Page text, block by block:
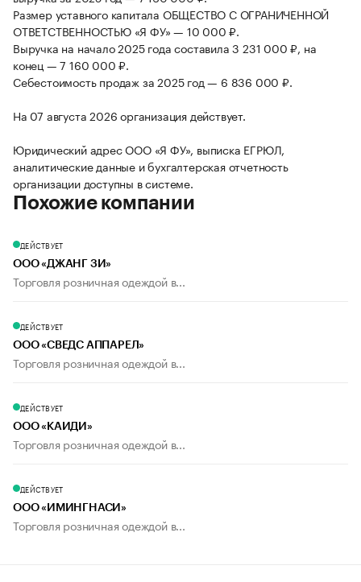
Размер уставного капитала ОБЩЕСТВО С ОГРАНИЧЕННОЙ
ОТВЕТСТВЕННОСТЬЮ «Я ФУ» — 10 000 ₽.
Выручка на начало 2025 года составила 3 231 000 ₽, на
конец — 7 160 000 ₽.
Себестоимость продаж за 2025 год — 6 836 000 ₽.
На 07 августа 2026 организация действует.
Юридический адрес ООО «Я ФУ», выписка ЕГРЮЛ,
аналитические данные и бухгалтерская отчетность
организации доступны в системе.
Похожие компании
ДЕЙСТВУЕТ
ООО «ДЖАНГ ЗИ»
Торговля розничная одеждой в...
ДЕЙСТВУЕТ
ООО «СВЕДС АППАРЕЛ»
Торговля розничная одеждой в...
ДЕЙСТВУЕТ
ООО «КАИДИ»
Торговля розничная одеждой в...
ДЕЙСТВУЕТ
ООО «ИМИНГНАСИ»
Торговля розничная одеждой в...